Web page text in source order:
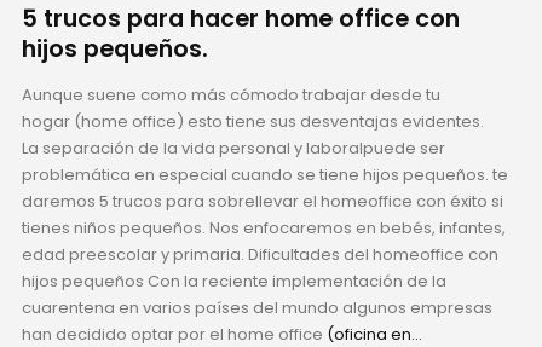
5 trucos para hacer home office con
hijos pequeños.
Aunque suene como más cómodo trabajar desde tu
hogar (home office) esto tiene sus desventajas evidentes.
La separación de la vida personal y laboralpuede ser
problemática en especial cuando se tiene hijos pequeños. te
daremos 5 trucos para sobrellevar el homeoffice con éxito si
tienes niños pequeños. Nos enfocaremos en bebés, infantes,
edad preescolar y primaria. Dificultades del homeoffice con
hijos pequeños Con la reciente implementación de la
cuarentena en varios países del mundo algunos empresas
han decidido optar por el home office (oficina en...